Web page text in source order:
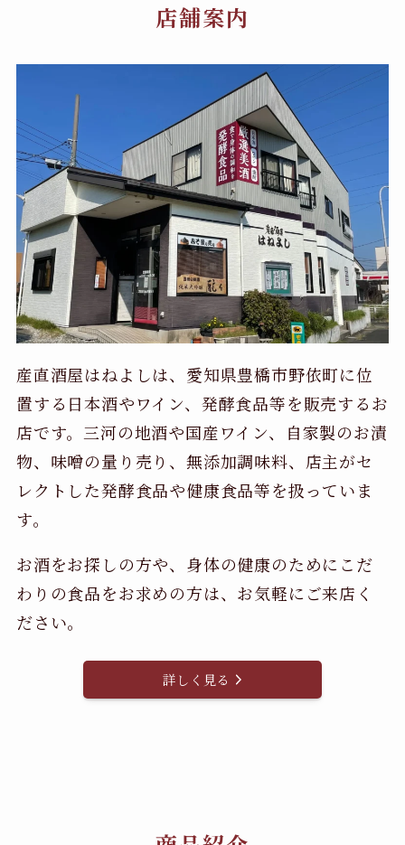
店舗案内
産直酒屋はねよしは、愛知県豊橋市野依町に位
置する日本酒やワイン、発酵食品等を販売するお
店です。三河の地酒や国産ワイン、自家製のお漬
物、味噌の量り売り、無添加調味料、店主がセ
レクトした発酵食品や健康食品等を扱っていま
す。
お酒をお探しの方や、身体の健康のためにこだ
わりの食品をお求めの方は、お気軽にご来店く
ださい。
詳しく見る